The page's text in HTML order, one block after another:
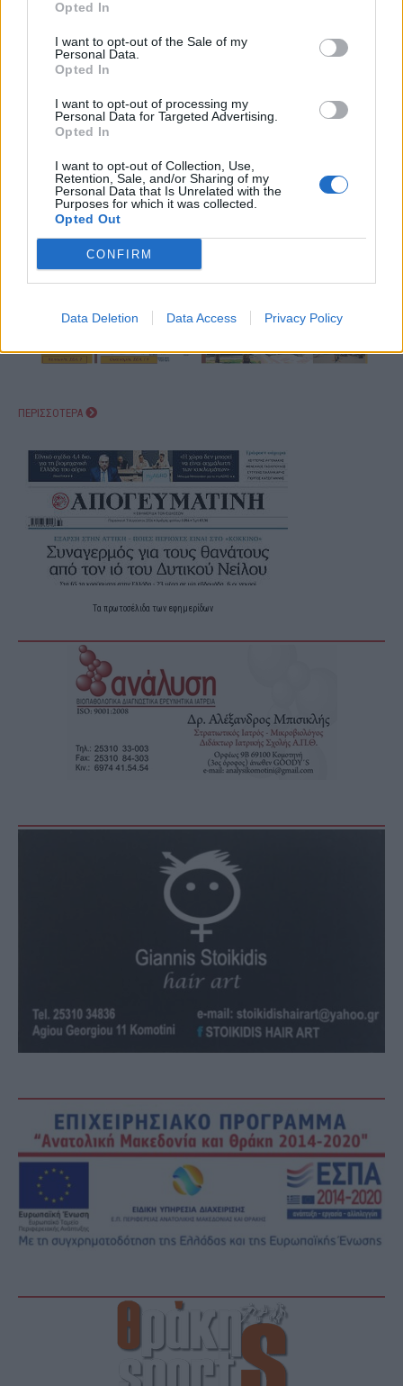
Opted In
I want to opt-out of the Sale of my
Personal Data.
Opted In
I want to opt-out of processing my
Personal Data for Targeted Advertising.
Opted In
I want to opt-out of Collection, Use,
Retention, Sale, and/or Sharing of my
Personal Data that Is Unrelated with the
Purposes for which it was collected.
Opted Out
CONFIRM
Data Deletion Data Access Privacy Policy
ΠΕΡΙΣΣΟΤΕΡΑ
Τα πρωτοσέλιδα των εφημερίδων